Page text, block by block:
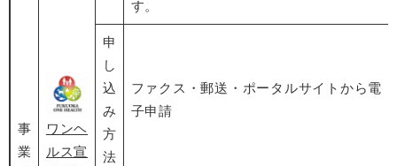
事
業
ワンヘ
ルス宣
す。
申
し
込
み
方
法
ファクス・郵送・ポータルサイトから電
子申請